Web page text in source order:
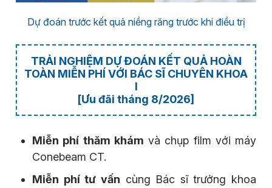
Dự đoán trước kết quả niềng răng trước khi điều trị
TRẢI NGHIỆM DỰ ĐOÁN KẾT QUẢ HOÀN
TOÀN MIỄN PHÍ VỚI BÁC SĨ CHUYÊN KHOA
I
[Ưu đãi tháng 8/2026]
Miễn phí thăm khám và chụp film với máy
Conebeam CT.
Miễn phí tư vấn cùng Bác sĩ trưởng khoa